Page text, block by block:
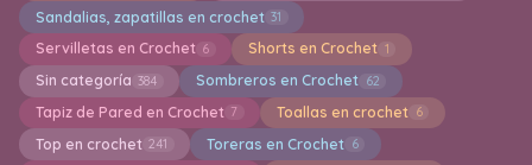
Sandalias, zapatillas en crochet 31
Servilletas en Crochet 6 Shorts en Crochet 1
Sin categoría 384 Sombreros en Crochet 62
Tapiz de Pared en Crochet 7 Toallas en crochet 6
Top en crochet 241 Toreras en Crochet 6